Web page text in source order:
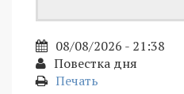
08/08/2026 - 21:38
Повестка дня
Печать